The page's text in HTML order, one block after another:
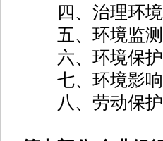
四、治理环境
五、环境监测
六、环境保护
七、环境影响
八、劳动保护